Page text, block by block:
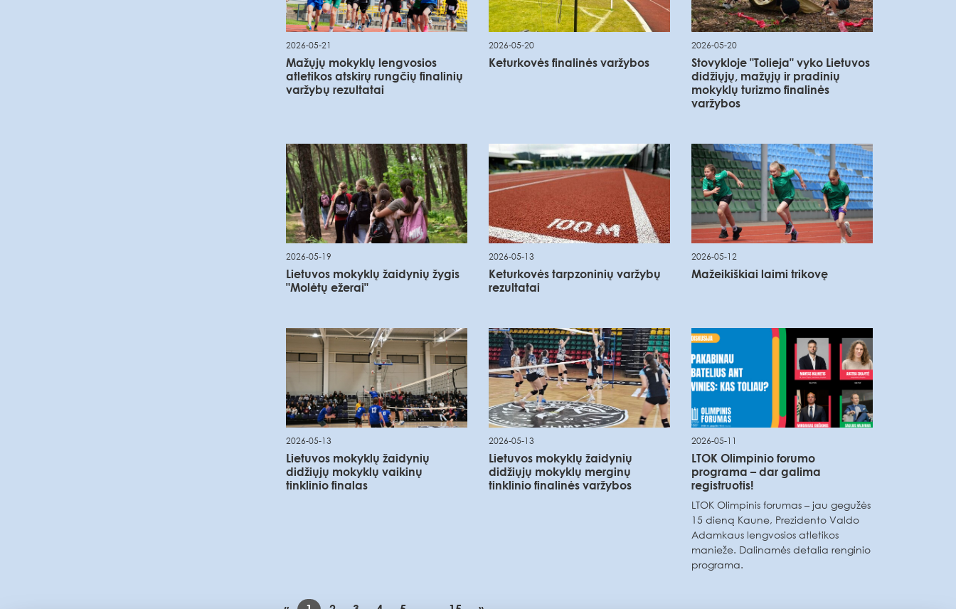
2026-05-21
Mažųjų mokyklų lengvosios
atletikos atskirų rungčių finalinių
varžybų rezultatai
2026-05-20
Keturkovės finalinės varžybos
2026-05-20
Stovykloje "Tolieja" vyko Lietuvos
didžiųjų, mažųjų ir pradinių
mokyklų turizmo finalinės
varžybos
2026-05-19
Lietuvos mokyklų žaidynių žygis
"Molėtų ežerai"
2026-05-13
Keturkovės tarpzoninių varžybų
rezultatai
2026-05-12
Mažeikiškiai laimi trikovę
2026-05-13
Lietuvos mokyklų žaidynių
didžiųjų mokyklų vaikinų
tinklinio finalas
2026-05-13
Lietuvos mokyklų žaidynių
didžiųjų mokyklų merginų
tinklinio finalinės varžybos
2026-05-11
LTOK Olimpinio forumo
programa – dar galima
registruotis!
LTOK Olimpinis forumas – jau gegužės
15 dieną Kaune, Prezidento Valdo
Adamkaus lengvosios atletikos
manieže. Dalinamės detalia renginio
programa.